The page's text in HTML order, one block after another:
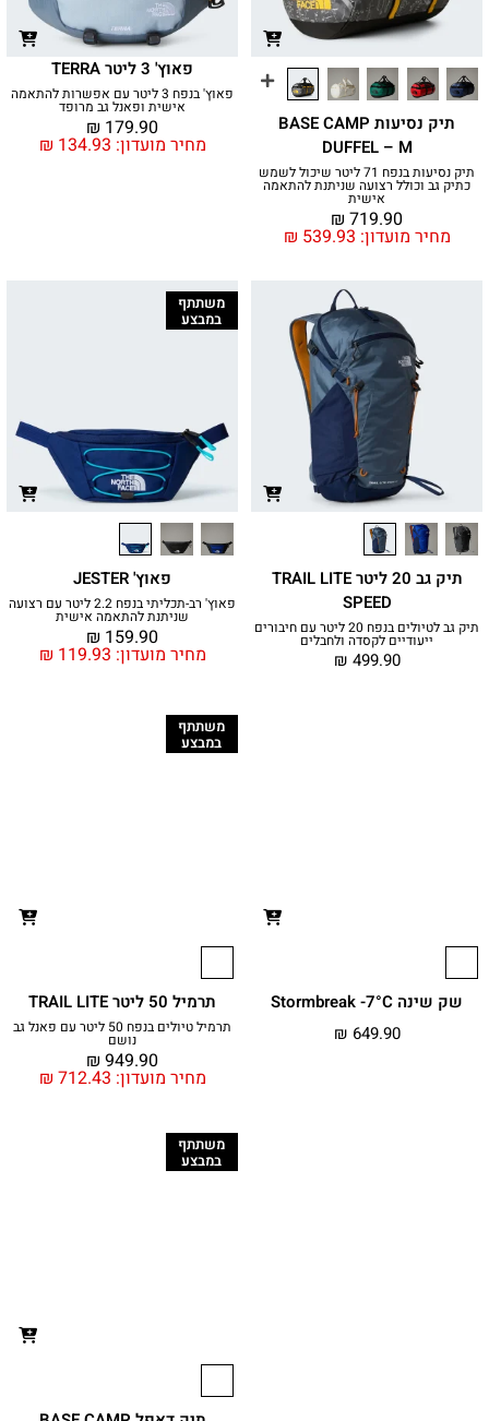
תיק נסיעות BASE CAMP
DUFFEL – M
תיק נסיעות בנפח 71 ליטר שיכול לשמש
כתיק גב וכולל רצועה שניתנת להתאמה
אישית
מחיר מועדון: ₪ 539.93
₪ 719.90
פאוץ' 3 ליטר TERRA
פאוץ' בנפח 3 ליטר עם אפשרות להתאמה
אישית ופאנל גב מרופד
מחיר מועדון: ₪ 134.93
₪ 179.90
תיק גב 20 ליטר TRAIL LITE
SPEED
תיק גב לטיולים בנפח 20 ליטר עם חיבורים
ייעודיים לקסדה ולחבלים
₪ 499.90
משתתף
במבצע
פאוץ' JESTER
פאוץ' רב-תכליתי בנפח 2.2 ליטר עם רצועה
שניתנת להתאמה אישית
מחיר מועדון: ₪ 119.93
₪ 159.90
שק שינה Stormbreak -7°C
₪ 649.90
משתתף
במבצע
תרמיל 50 ליטר TRAIL LITE
תרמיל טיולים בנפח 50 ליטר עם פאנל גב
נושם
מחיר מועדון: ₪ 712.43
₪ 949.90
משתתף
במבצע